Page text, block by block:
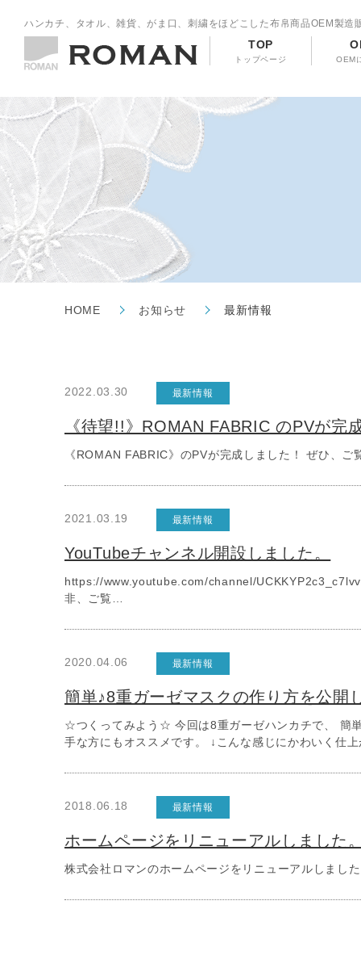
ハンカチ、タオル、雑貨、がま口、刺繍をほどこした布帛商品OEM製造
TOP
トップページ OEM
HOME お知らせ 最新情報
2022.03.30 最新情報
《待望!!》ROMAN FABRIC のPVが完
《ROMAN FABRIC》のPVが完成しました！ ぜひ、
2021.03.19 最新情報
YouTubeチャンネル開設しました。
https://www.youtube.com/channel/
非、ご覧…
2020.04.06 最新情報
簡単♪8重ガーゼマスクの作り方を公開
☆つくってみよう☆ 今回は8重ガーゼハンカチで、 簡
手な方にもオススメです。 ↓こんな感じにかわいく仕
2018.06.18 最新情報
ホームページをリニューアルしました
株式会社ロマンのホームページをリニューアルしまし